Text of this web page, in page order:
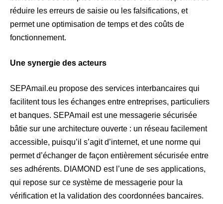
réduire les erreurs de saisie ou les falsifications, et
permet une optimisation de temps et des coûts de
fonctionnement.
Une synergie des acteurs
SEPAmail.eu propose des services interbancaires qui
facilitent tous les échanges entre entreprises, particuliers
et banques. SEPAmail est une messagerie sécurisée
bâtie sur une architecture ouverte : un réseau facilement
accessible, puisqu’il s’agit d’internet, et une norme qui
permet d’échanger de façon entièrement sécurisée entre
ses adhérents. DIAMOND est l’une de ses applications,
qui repose sur ce système de messagerie pour la
vérification et la validation des coordonnées bancaires.